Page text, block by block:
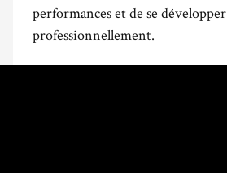
performances et de se développer
professionnellement.